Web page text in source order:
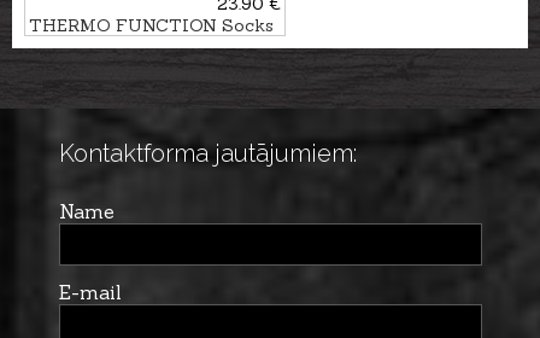
THERMO FUNCTION Socks
TS 400
Kontaktforma jautājumiem:
Name
E-mail